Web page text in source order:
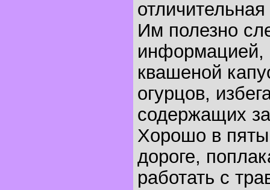
Им полезно
информацией,
квашеной
огурцов,
содержащих
Хорошо в
дороге,
работать с